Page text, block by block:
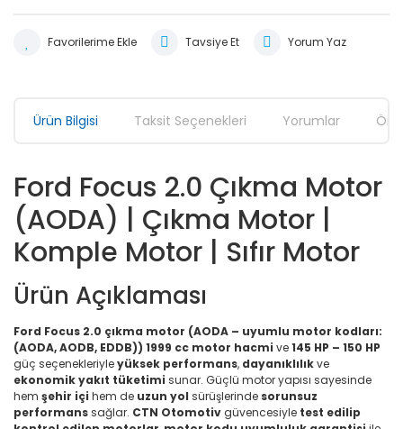
Tavsiye Et Yorum Yaz
Ürün Bilgisi Taksit Seçenekleri Yorumlar
Ford Focus 2.0 Çıkma Motor
(AODA) | Çıkma Motor |
Komple Motor | Sıfır Motor
Ürün Açıklaması
Ford Focus 2.0 çıkma motor (AODA – uyumlu motor kodları:
(AODA, AODB, EDDB)) 1999 cc motor hacmi ve145 HP – 150 HP
güç seçenekleriyleyüksek performans, dayanıklılıkve
ekonomik yakıt tüketimi sunar. Güçlü motor yapısı sayesinde
hem şehir içi hem de uzun yol sürüşlerinde sorunsuz
performanssağlar. CTN Otomotivgüvencesiyle test edilip